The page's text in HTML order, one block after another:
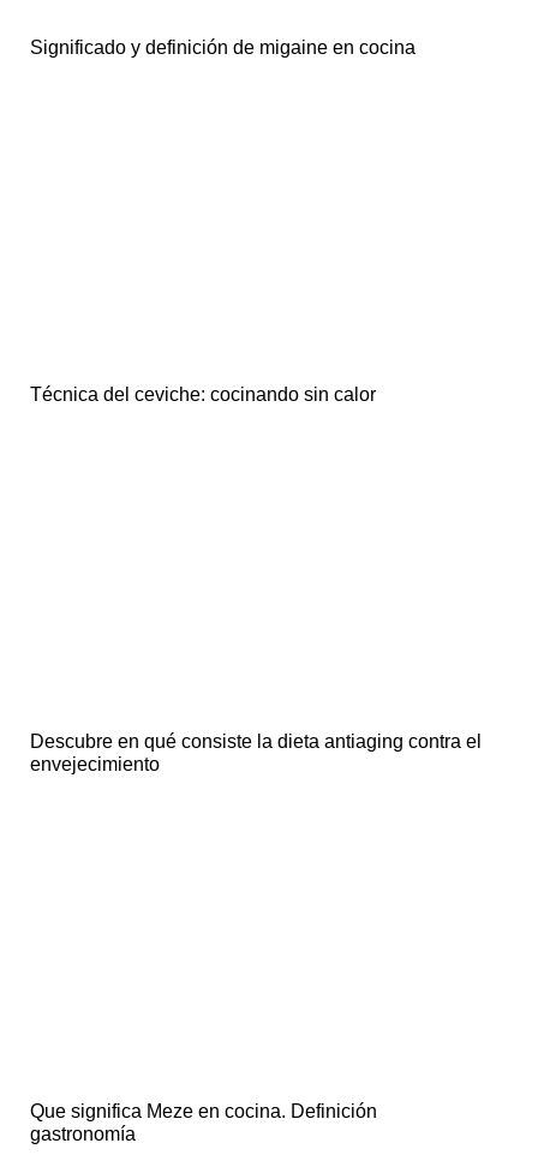
Significado y definición de migaine en cocina
Técnica del ceviche: cocinando sin calor
Descubre en qué consiste la dieta antiaging contra el
envejecimiento
Que significa Meze en cocina. Definición
gastronomía